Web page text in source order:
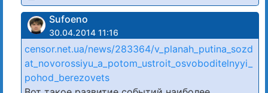
Sufoeno
30.04.2014 11:16
censor.net.ua/news/283364/v_planah_putina_sozd
at_novorossiyu_a_potom_ustroit_osvoboditelnyyi_
pohod_berezovets